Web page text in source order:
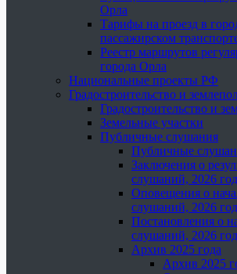
Орла
Тарифы на проезд в
пассажирском
Реестр маршрутов
города Орла
Национальные проекты РФ
Градостроительство и
Градостроительство и
Земельные участки
Публичные слушания
Публичные
Заключения о
слушаний, 2026 год
Оповещения о
слушаний, 2026 год
Постановления о
слушаний, 2026 год
Архив 2025 года
Архив 2025